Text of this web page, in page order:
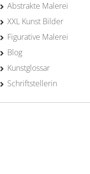
Abstrakte Malerei
XXL Kunst Bilder
Figurative Malerei
Blog
Kunstglossar
Schriftstellerin